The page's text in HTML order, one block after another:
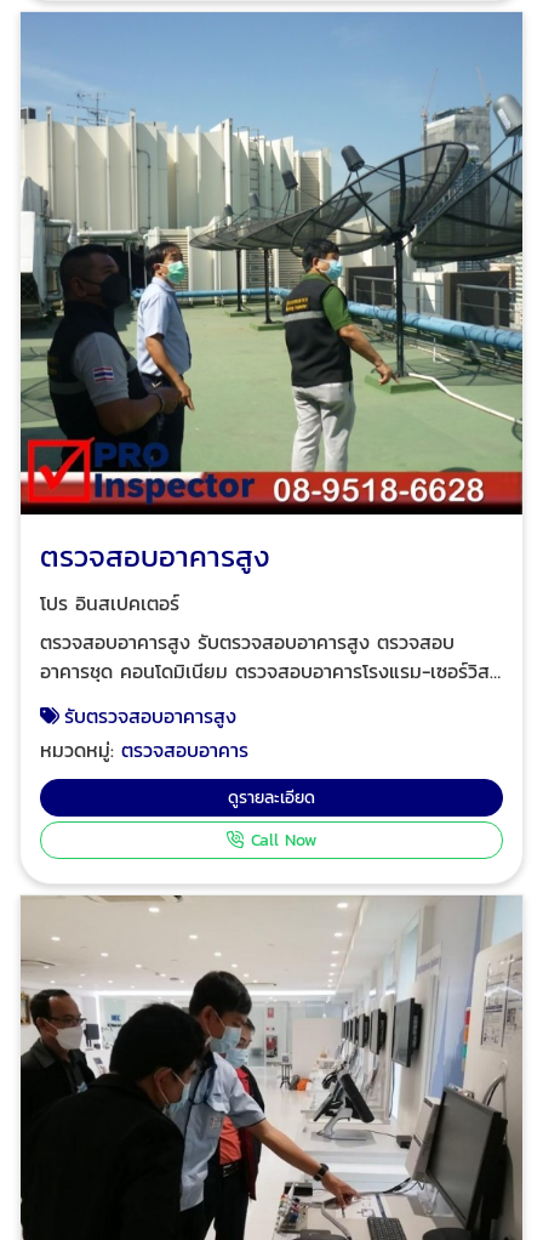
รับรองความปลอดภัยประเภทต่างๆ ตามกฎหมาย ได้รับ
ตรวจสอบอาคารสูง
โปร อินสเปคเตอร์
ตรวจสอบอาคารสูง รับตรวจสอบอาคารสูง ตรวจสอบ
อาคารชุด คอนโดมิเนียม ตรวจสอบอาคารโรงแรม-เซอร์วิสอ
สอบอาคารสูงสำหรับเช่าสำนักงาน ตรวจสอบอาคารโรง
พยาบาลขนาดใหญ่ ตรวจสอบอาคารสูง อาคารเรียน
มหาวิทยาลัย ตรวจสอบสถานบริการ อาคารศูนย์การค้า
ขนาดใหญ่ โปร อินสเปคเตอร์ ทีมงานวิศวกรมืออาชีพ ผู้
เชี่ยวชาญด้านการให้บริการตรวจสอบอาคาร ตรวจสอบและ
ประจำปี ตรวจสอบระบบแจ้งเหตุเพลิงไหม้อาคารและโรงงาน
เพื่อทำรายงานและ ออกหนังสือรับรองความปลอดภัย
ประเภทต่างๆ ตามกฎหมาย ได้รับความไว้วางใจจากบริษัท
ชั้นนำระดับแนวหน้าของไทย และโรงงานชั้นนำของไทย
รับตรวจสอบอาคารสูง
หมวดหมู่:ตรวจสอบอาคาร
ดูรายละเอียด
Call Now